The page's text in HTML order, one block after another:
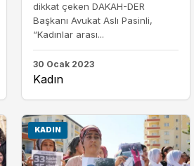
dikkat çeken DAKAH-DER
Başkanı Avukat Aslı Pasinli,
“Kadınlar arası...
30 Ocak 2023
Kadın
KADIN